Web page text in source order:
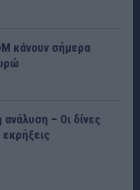
κάνουν σήμερα
– Οι δίνες